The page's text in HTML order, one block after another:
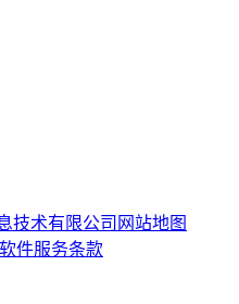
技术有限公司 网站地图
件服务条款